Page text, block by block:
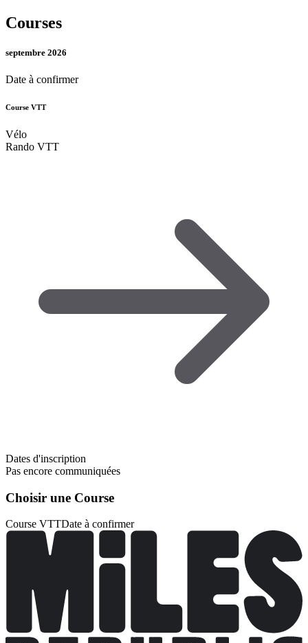
Courses
septembre 2026
Date à confirmer
Course VTT
Vélo
Rando VTT
Dates d'inscription
Pas encore communiquées
Choisir une Course
Course VTTDate à confirmer